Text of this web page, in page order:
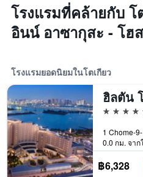
โรงแรมที่คล้ายกับ โ
อินน์ อาซากุสะ - โฮ
โรงแรมยอดนิยมในโตเกียว
5 ดาว
0.0 กม. จาก
฿6,328